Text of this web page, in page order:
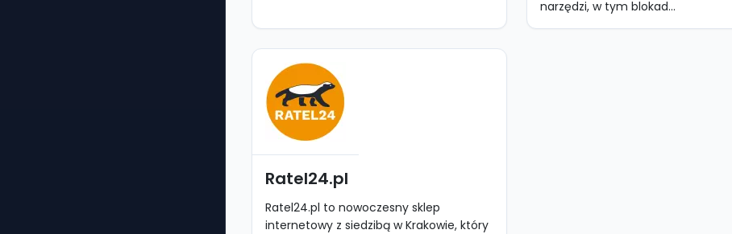
narzędzi, w tym blokad...
Ratel24.pl
Ratel24.pl to nowoczesny sklep
internetowy z siedzibą w Krakowie, który